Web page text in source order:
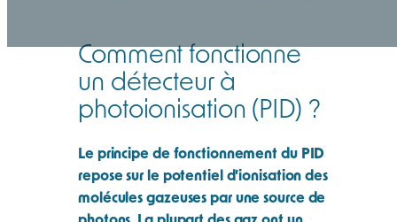
Comment fonctionne
un détecteur à
photoionisation (PID) ?
Le principe de fonctionnement du PID
repose sur le potentiel d’ionisation des
molécules gazeuses par une source de